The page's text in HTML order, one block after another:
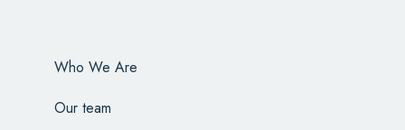
Who We Are
Our team